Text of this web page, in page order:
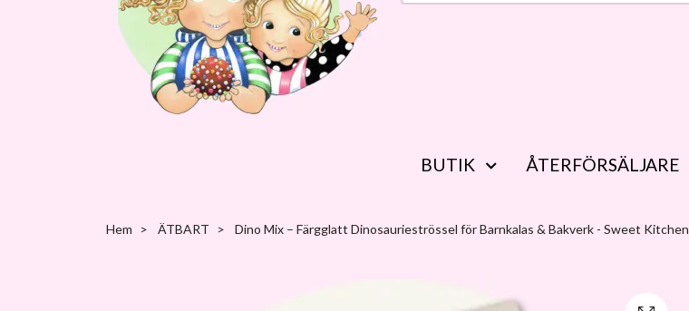
BUTIK ÅTERFÖRSÄLJARE
Hem ÄTBART Dino Mix – Färgglatt Dinosaurieströssel för Barnkalas & Bakverk - Sweet Kitchen